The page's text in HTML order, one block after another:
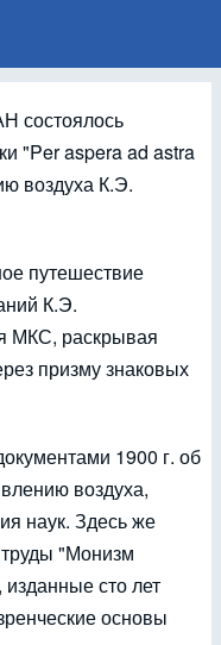
состоялось
"Per aspera ad astra
воздуха К.Э.
путешествие
К.Э.
МКС, раскрывая
призму знаковых
1900 г. об
воздуха,
наук. Здесь же
"Монизм
сто лет
основы